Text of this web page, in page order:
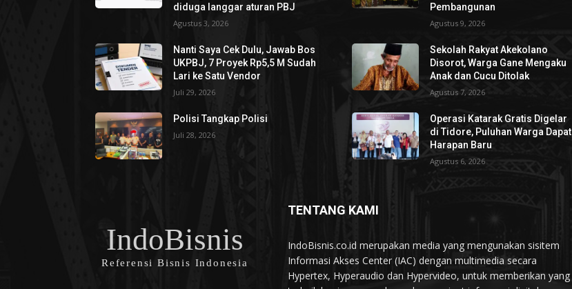
diduga langgar aturan PBJ
Agustus 3, 2026
Nanti Saya Cek Dulu, Jawab Bos
UKPBJ, 7 Proyek Rp5,5 M Sudah
Lari ke Satu Vendor
Juli 29, 2026
Polisi Tangkap Polisi
Juli 28, 2026
Pembangunan
Agustus 9, 2026
Sekolah Rakyat Akekolano
Disorot, Warga Gane Mengaku
Anak dan Cucu Ditolak
Agustus 7, 2026
Operasi Katarak Gratis Digelar
di Tidore, Puluhan Warga Dapat
Harapan Baru
Agustus 6, 2026
IndoBisnis
Referensi Bisnis Indonesia
TENTANG KAMI
IndoBisnis.co.id merupakan media yang mengunakan sisitem
Informasi Akses Center (IAC) dengan multimedia secara
Hypertex, Hyperaudio dan Hypervideo, untuk memberikan yang